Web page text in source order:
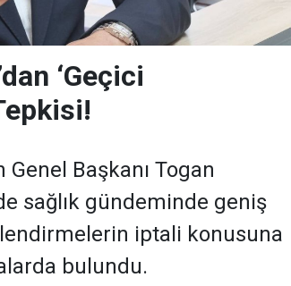
‘Geçici
Genel Başkanı Togan
sağlık gündeminde geniş
iptali konusuna
bulundu.